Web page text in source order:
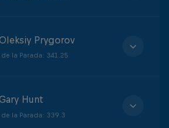
Prygorov
de la Parada: 341.25
Hunt
de la Parada: 339.3